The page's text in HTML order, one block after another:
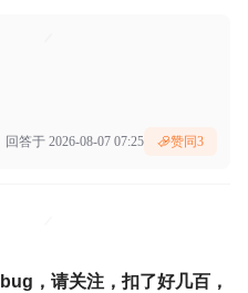
回答于 2026-08-07 07:25 赞同3
，请关注，扣了好几百，